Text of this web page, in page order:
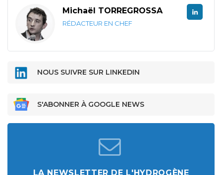
Michaël TORREGROSSA
RÉDACTEUR EN CHEF
NOUS SUIVRE SUR LINKEDIN
S'ABONNER À GOOGLE NEWS
LA NEWSLETTER DE L'HYDROGÈNE